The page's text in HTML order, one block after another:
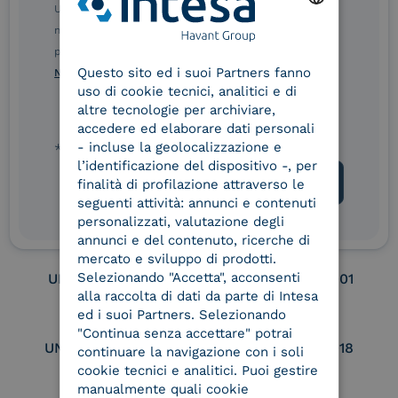
Remote Qualified
Electronic Signature /
Seal Creation
Service Provider e
Aggregatore SPID
Service Provider e
Aggregatore CIE
Conservatore
qualificato
UNI EN ISO 37001
UNI EN ISO 9001 UNI EN ISO 27001
UNI EN ISO 27017 UNI EN ISO 27018
Ulteriori informazioni sulle procedure sono disponibili
nelle Norme di tutela della privacy INTESA. Inoltrando il
presente modulo, dichiaro di aver letto e compreso le
Norme di tutela della privacy INTESA.
* campo obbligatorio
ITALIAN
Questo sito ed i suoi Partners fanno
uso di cookie tecnici, analitici e di
altre tecnologie per archiviare,
accedere ed elaborare dati personali
- incluse la geolocalizzazione e
l’identificazione del dispositivo -, per
finalità di profilazione attraverso le
seguenti attività: annunci e contenuti
personalizzati, valutazione degli
annunci e del contenuto, ricerche di
mercato e sviluppo di prodotti.
Selezionando "Accetta", acconsenti
alla raccolta di dati da parte di Intesa
ed i suoi Partners. Selezionando
"Continua senza accettare" potrai
continuare la navigazione con i soli
cookie tecnici e analitici. Puoi gestire
manualmente quali cookie